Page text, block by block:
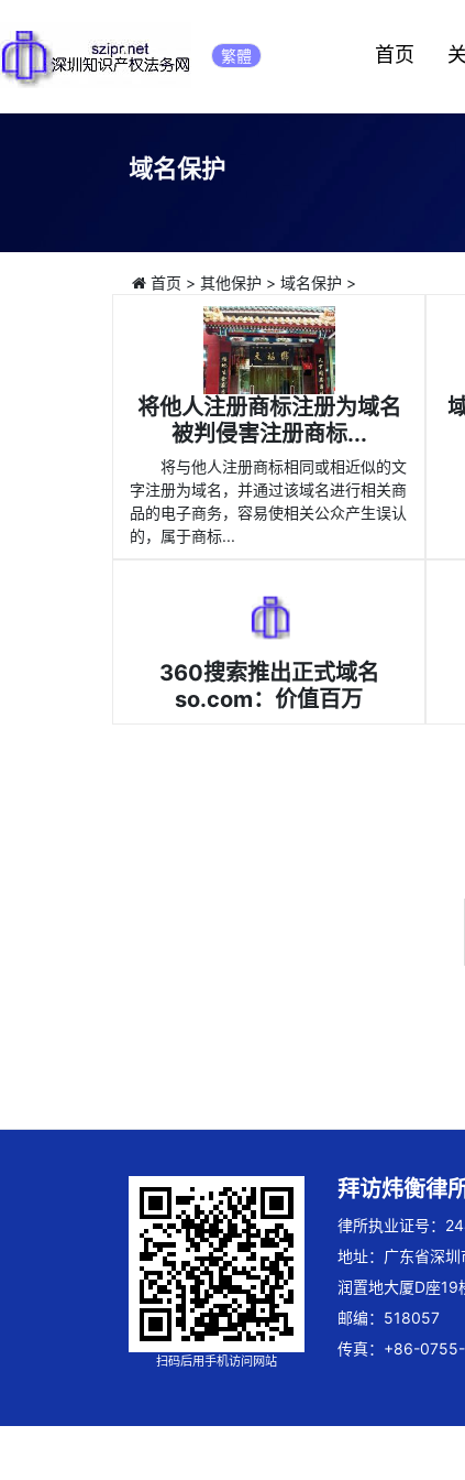
繁體 首页
域名保护
首页 > 其他保护 > 域名保护 >
将他人注册商标注册为域名
被判侵害注册商标...
将与他人注册商标相同或相近似的文
字注册为域名，并通过该域名进行相关商
品的电子商务，容易使相关公众产生误认
的，属于商标...
360搜索推出正式域名
so.com：价值百万
扫码后用手机访问网站
拜访炜衡律
律所执业证号：
地址：广东省深
润置地大厦D座19
邮编：518057
传真：+86-